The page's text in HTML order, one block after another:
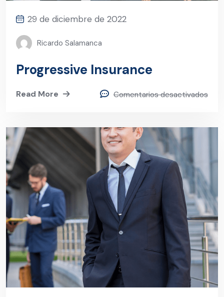
29 de diciembre de 2022
Ricardo Salamanca
Progressive Insurance
Read More Comentarios desactivados